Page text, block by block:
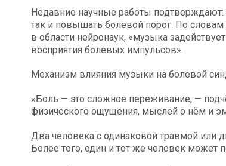
Недавние научные работы
так и повышать болевой порог. По
в области нейронаук, «музыка
восприятия болевых импульсов».
Механизм влияния музыки на болевой
«Боль — это сложное переживание, —
физического ощущения, мыслей о нём и
Два человека с одинаковой травмой или
Более того, один и тот же человек может